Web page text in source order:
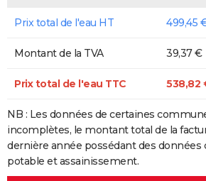
Prix total de l'eau HT 499,45
Montant de la TVA 39,37 €
Prix total de l'eau TTC 538,82
NB : Les données de certaines
incomplètes, le montant total de la
dernière année possédant des données
potable et assainissement.